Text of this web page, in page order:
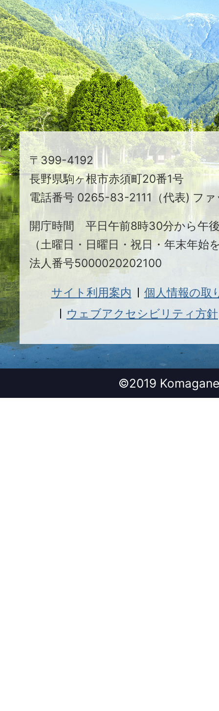
た
つ
映
え
る
ま
ち
駒
ヶ
根
市
〒399-4192
長野県駒ヶ根市赤須町20番1号
電話番号 0265-83-2111（代表) フ
開庁時間 平日午前8時30分から午
（土曜日・日曜日・祝日・年末年始
法人番号5000020202100
サイト利用案内
個人情報の取
ウェブアクセシビリティ方針
©2019